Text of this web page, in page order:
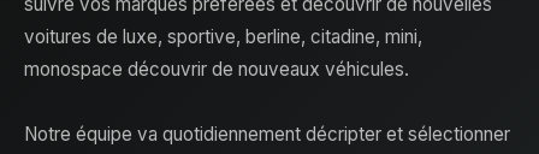
voitures de luxe, sportive, berline, citadine, mini,
monospace découvrir de nouveaux véhicules.
Notre équipe va quotidiennement décripter et sélectionner